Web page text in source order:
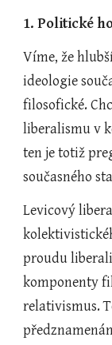
1. Politické
Víme, že
ideologie
filosofické.
liberalismu v
ten je totiž
současného
Levicový
proudu
komponenty
relativismus.